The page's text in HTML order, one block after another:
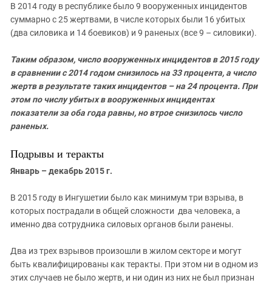
В 2014 году в республике было 9 вооруженных инцидентов
суммарно с 25 жертвами, в числе которых были 16 убитых
(два силовика и 14 боевиков) и 9 раненых (все 9 – силовики).
Таким образом, число вооруженных инцидентов в 2015 году
в сравнении с 2014 годом снизилось на 33 процента, а число
жертв в результате таких инцидентов – на 24 процента. При
этом по числу убитых в вооруженных инцидентах
показатели за оба года равны, но втрое снизилось число
раненых.
Подрывы и теракты
Январь – декабрь 2015 г.
В 2015 году в Ингушетии было как минимум три взрыва, в
которых пострадали в общей сложности два человека, а
именно два сотрудника силовых органов были ранены.
Два из трех взрывов произошли в жилом секторе и могут
быть квалифицированы как теракты. При этом ни в одном из
этих случаев не было жертв, и ни один из них не был признан